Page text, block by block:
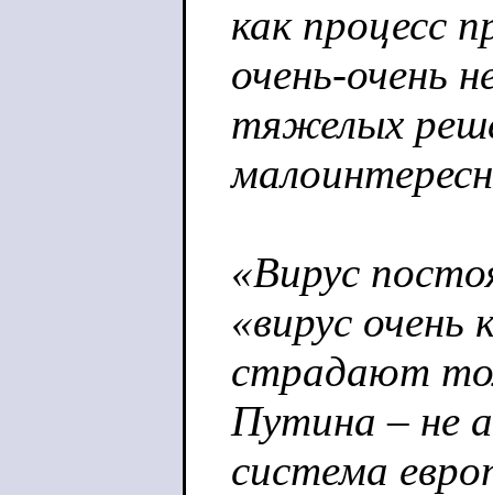
как процесс
очень-очень
тяжелых
«Вирус
«вирус
страдают
Путина – не
система